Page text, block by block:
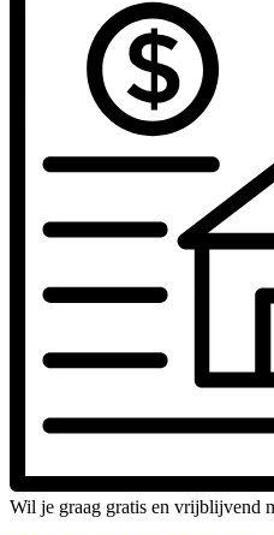
Wil je graag gratis en vrijblijvend